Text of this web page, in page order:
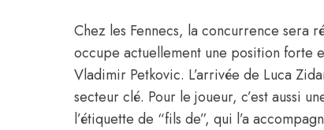
Chez les Fennecs, la concurrence sera
occupe actuellement une position forte
Vladimir Petkovic. L’arrivée de Luca
secteur clé. Pour le joueur, c’est aussi
l’étiquette de “fils de”, qui l’a